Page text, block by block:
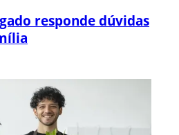
responde dúvidas